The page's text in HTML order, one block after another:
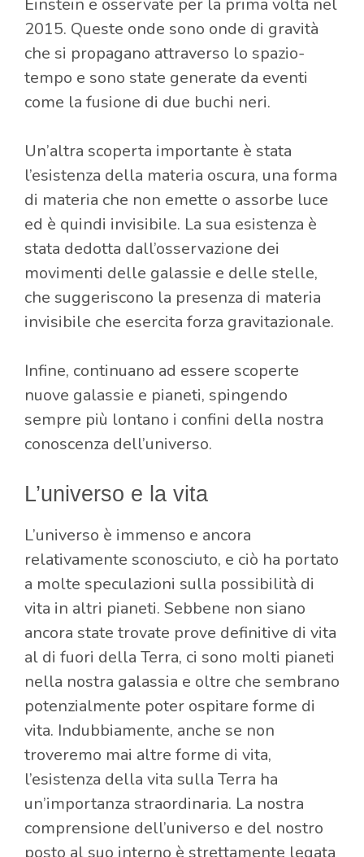
Einstein e osservate per la prima volta nel
2015. Queste onde sono onde di gravità
che si propagano attraverso lo spazio-
tempo e sono state generate da eventi
come la fusione di due buchi neri.
Un’altra scoperta importante è stata
l’esistenza della materia oscura, una forma
di materia che non emette o assorbe luce
ed è quindi invisibile. La sua esistenza è
stata dedotta dall’osservazione dei
movimenti delle galassie e delle stelle,
che suggeriscono la presenza di materia
invisibile che esercita forza gravitazionale.
Infine, continuano ad essere scoperte
nuove galassie e pianeti, spingendo
sempre più lontano i confini della nostra
conoscenza dell’universo.
L’universo e la vita
L’universo è immenso e ancora
relativamente sconosciuto, e ciò ha portato
a molte speculazioni sulla possibilità di
vita in altri pianeti. Sebbene non siano
ancora state trovate prove definitive di vita
al di fuori della Terra, ci sono molti pianeti
nella nostra galassia e oltre che sembrano
potenzialmente poter ospitare forme di
vita. Indubbiamente, anche se non
troveremo mai altre forme di vita,
l’esistenza della vita sulla Terra ha
un’importanza straordinaria. La nostra
comprensione dell’universo e del nostro
posto al suo interno è strettamente legata